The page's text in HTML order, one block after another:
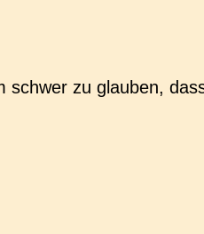
zu glau­ben,